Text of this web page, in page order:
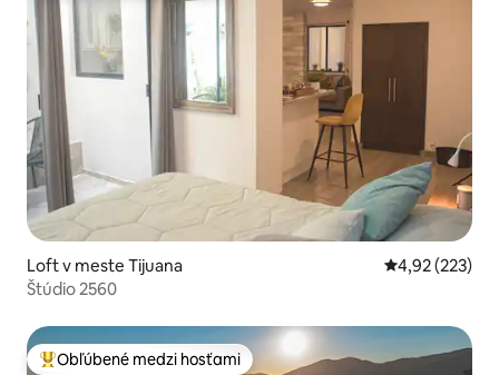
Loft v meste Tijuana Priemerné
4,92 (223)
Štúdio 2560
Najobľúbenejšie medzi hosťami
Obľúbené medzi hosťami